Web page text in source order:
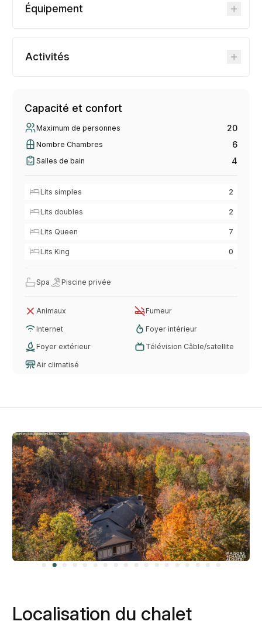
Équipement
Activités
Capacité et confort
Maximum de personnes 20
Nombre Chambres 6
Salles de bain 4
Lits simples 2
Lits doubles 2
Lits Queen 7
Lits King 0
Spa Piscine privée
Animaux Fumeur
Internet Foyer intérieur
Foyer extérieur Télévision Câble/satellite
Air climatisé
Localisation du chalet